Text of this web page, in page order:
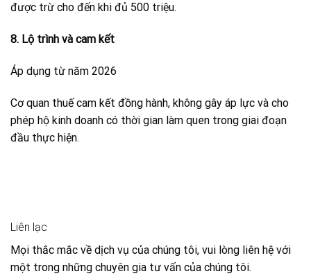
được trừ cho đến khi đủ 500 triệu.
8. Lộ trình và cam kết
Áp dụng từ năm 2026
Cơ quan thuế cam kết đồng hành, không gây áp lực và cho
phép hộ kinh doanh có thời gian làm quen trong giai đoạn
đầu thực hiện.
Liên lạc
Mọi thắc mắc về dịch vụ của chúng tôi, vui lòng liên hệ với
một trong những chuyên gia tư vấn của chúng tôi.